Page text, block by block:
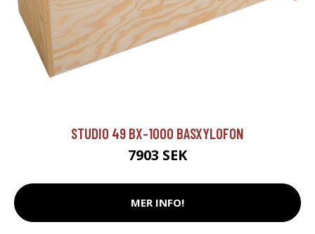
STUDIO 49 BX-1000 BASXYLOFON
7903 SEK
MER INFO!